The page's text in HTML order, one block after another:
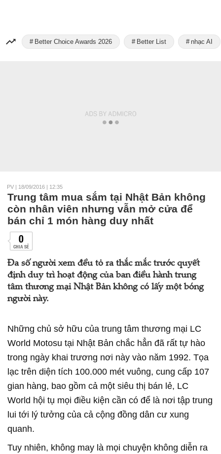
Better Choice Awards 2026 Better List nhạc AI
PV | 18/09/2016 | 12:35
Trung tâm mua sắm tại Nhật Bản không
còn nhân viên nhưng vẫn mở cửa để
bán chỉ 1 món hàng duy nhất
0
CHIA SẺ
Đa số người xem đều tỏ ra thắc mắc trước quyết
định duy trì hoạt động của ban điều hành trung
tâm thương mại Nhật Bản không có lấy một bóng
người này.
Những chủ sở hữu của trung tâm thương mại LC
World Motosu tại Nhật Bản chắc hẳn đã rất tự hào
trong ngày khai trương nơi này vào năm 1992. Tọa
lạc trên diện tích 100.000 mét vuông, cung cấp 107
gian hàng, bao gồm cả một siêu thị bán lẻ, LC
World hội tụ mọi điều kiện cần có để là nơi tập trung
lui tới lý tưởng của cả cộng đồng dân cư xung
quanh.
Tuy nhiên, không may là mọi chuyện không diễn ra